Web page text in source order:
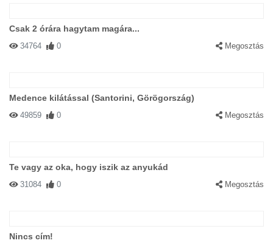
Csak 2 órára hagytam magára...
34764 0 Megosztás
Medence kilátással (Santorini, Görögország)
49859 0 Megosztás
Te vagy az oka, hogy iszik az anyukád
31084 0 Megosztás
Nincs cím!